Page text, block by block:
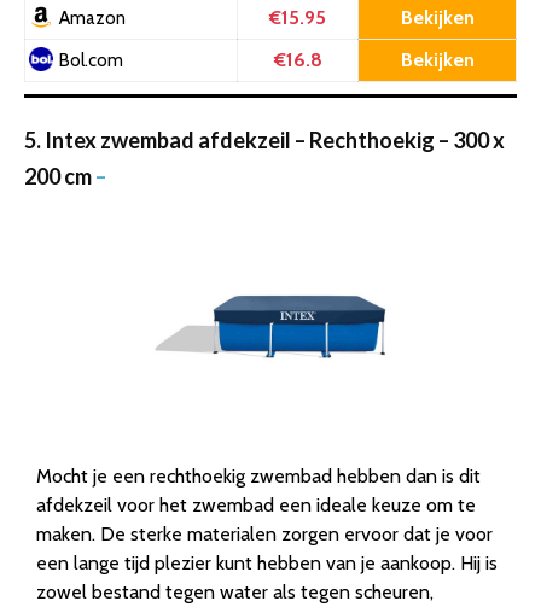
Amazon €15.95 Bekijken
Bol.com €16.8 Bekijken
5. Intex zwembad afdekzeil – Rechthoekig – 300 x
200 cm–
Mocht je een rechthoekig zwembad hebben dan is dit
afdekzeil voor het zwembad een ideale keuze om te
maken. De sterke materialen zorgen ervoor dat je voor
een lange tijd plezier kunt hebben van je aankoop. Hij is
zowel bestand tegen water als tegen scheuren,